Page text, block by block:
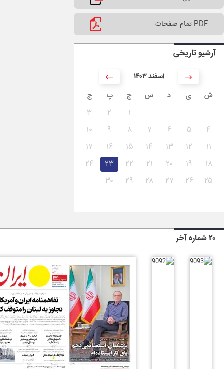
PDF تمام صفحات
آرشیو تاریخی
۱۴۰۳ اسفند
ش
ی د س چ پ ج
۱ ۲
۳
۴
۵ ۶ ۷ ۸ ۹
۱۰
۱۱
۱۲ ۱۳ ۱۴ ۱۵ ۱۶
۱۷
۱۸
۱۹ ۲۰ ۲۱ ۲۲ ۲۳
۲۴
۲۵
۲۶ ۲۷ ۲۸ ۲۹ ۳۰
۲۰ شماره آخر